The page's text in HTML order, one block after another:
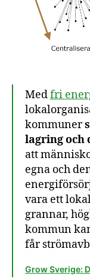
Medfri
kommuner
lagring
att
egna och
vara ett
grannar,
kommun
får
Grow Sverige: